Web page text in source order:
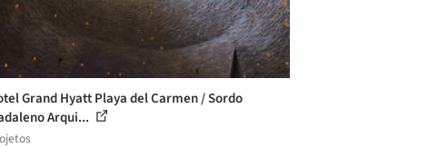
Grand Hyatt Playa del Carmen / Sordo
Arqui...